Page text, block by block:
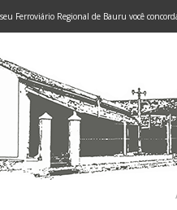
Ferroviário Regional de Bauru você